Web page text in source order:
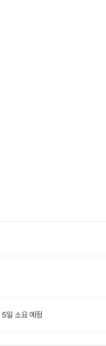
일 소요 예정